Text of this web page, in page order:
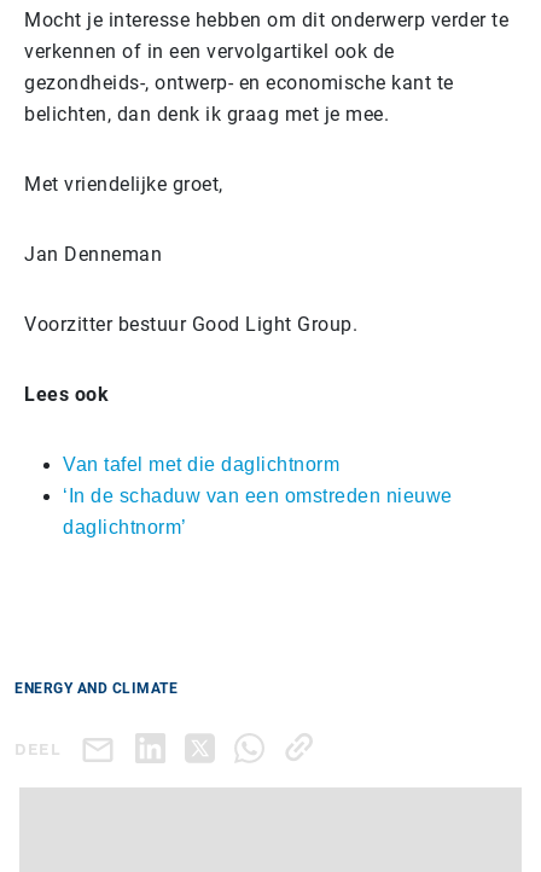
Mocht je interesse hebben om dit onderwerp verder te
verkennen of in een vervolgartikel ook de
gezondheids-, ontwerp- en economische kant te
belichten, dan denk ik graag met je mee.
Met vriendelijke groet,
Jan Denneman
Voorzitter bestuur Good Light Group.
Lees ook
Van tafel met die daglichtnorm
‘In de schaduw van een omstreden nieuwe
daglichtnorm’
ENERGY AND CLIMATE
DEEL